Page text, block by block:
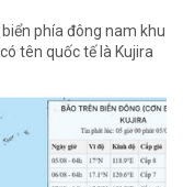
phía đông nam khu
tên quốc tế là Kujira